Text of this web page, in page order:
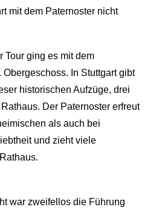
mit dem Paternoster nicht
Tour ging es mit dem
Obergeschoss. In Stuttgart gibt
historischen Aufzüge, drei
Der Paternoster erfreut
als auch bei
und zieht viele
war zweifellos die Führung